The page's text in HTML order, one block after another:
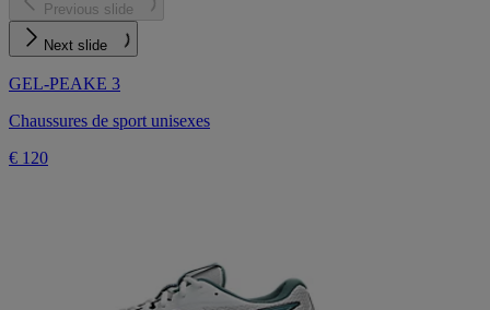
Previous slide
Next slide
GEL-PEAKE 3
Chaussures de sport unisexes
€ 120